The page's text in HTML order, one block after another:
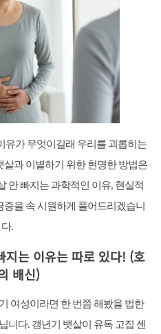
유가 무엇이길래 우리를 괴롭히는
살과 이별하기 위한 현명한 방법은
안 빠지는 과학적인 이유, 현실적
을 속 시원하게 풀어드리겠습니
다.
지는 이유는 따로 있다! (호
배신)
여성이라면 한 번쯤 해봤을 법한
니다. 갱년기 뱃살이 유독 고집 센